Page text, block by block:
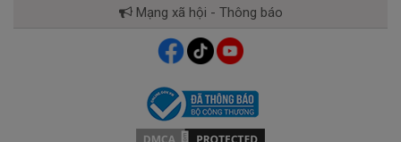
Mạng xã hội - Thông báo